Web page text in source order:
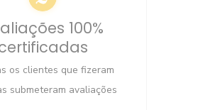
100%
os clientes que fizeram
submeteram avaliações